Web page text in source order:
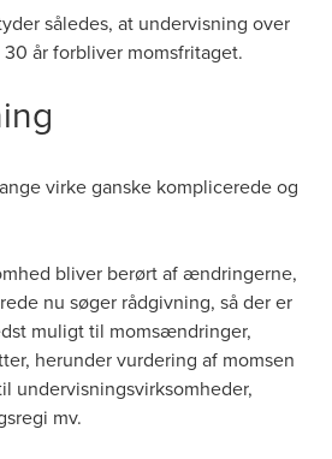
således, at undervisning over
år forbliver momsfritaget.
virke ganske komplicerede og
bliver berørt af ændringerne,
nu søger rådgivning, så der er
muligt til momsændringer,
herunder vurdering af momsen
undervisningsvirksomheder,
mv.